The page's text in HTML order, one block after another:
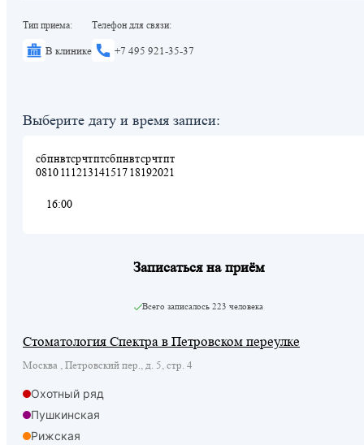
Тип приема:
В клинике
Телефон для связи:
+7 495 921-35-37
Выберите дату и время записи:
сб
08
пн
10
вт
11
ср
12
чт
13
пт
14
сб
15
пн
17
вт
18
ср
19
чт
20
пт
21
16:00
Записаться на приём
Всего записалось 223 человека
Стоматология Спектра в Петровском переулке
Москва , Петровский пер., д. 5, стр. 4
Охотный ряд
Пушкинская
Рижская